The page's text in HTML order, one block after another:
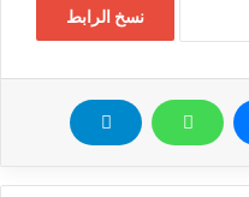
نسخ الرابط